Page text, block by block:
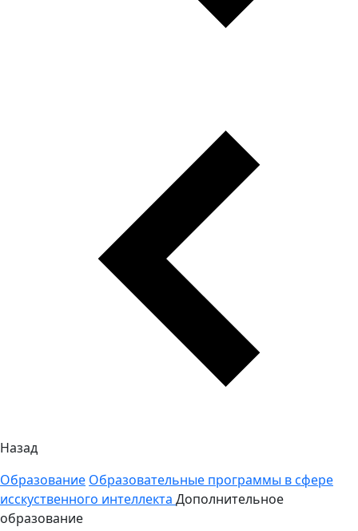
Назад
Образование Образовательные программы в сфере
исскуственного интеллекта Дополнительное
образование